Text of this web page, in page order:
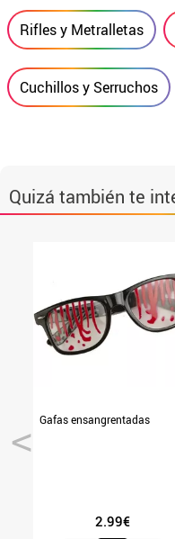
Rifles y Metralletas
Cuchillos y Serruchos
Quizá también te
Gafas ensangrentadas
2.99€